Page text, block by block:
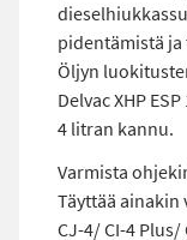
pidentämistä
Öljyn
Delvac XHP
4 litran kannu.
Varmista
Täyttää ainakin
CJ-4/ CI-4 Plus/